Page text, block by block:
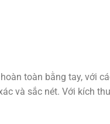
toàn bằng tay, với
và sắc nét. Với kích